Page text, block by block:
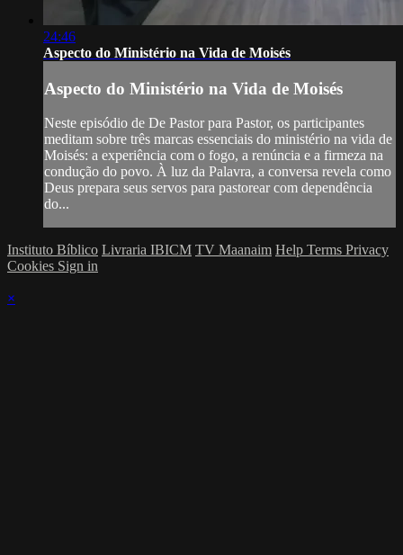
24:46
Aspecto do Ministério na Vida de Moisés
Aspecto do Ministério na Vida de Moisés
Neste episódio de De Pastor para Pastor, os participantes
meditam sobre três marcas essenciais do ministério na vida de
Moisés: a experiência com o fogo, a renúncia e a firmeza na
condução do povo. À luz da Palavra, a conversa revela como
Deus prepara seus servos para pastorear com dependência
do...
Instituto Bíblico Livraria IBICM TV Maanaim Help Terms Privacy
Cookies Sign in
×